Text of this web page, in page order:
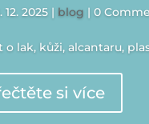
12. 2025 | blog | 0
lak, kůži, alcantaru,
si více